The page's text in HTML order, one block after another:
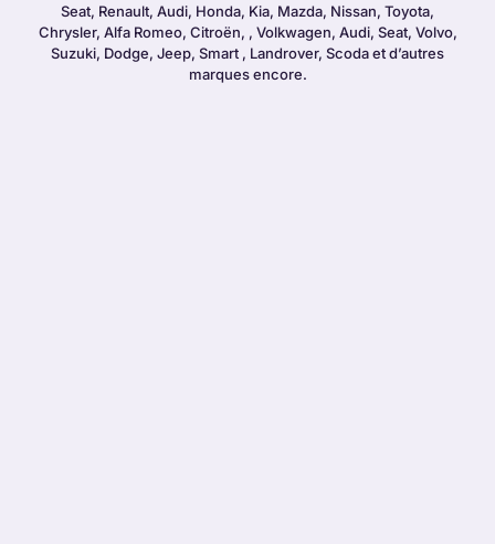
Seat, Renault, Audi, Honda, Kia, Mazda, Nissan, Toyota,
Chrysler, Alfa Romeo, Citroën, , Volkwagen, Audi, Seat, Volvo,
Suzuki, Dodge, Jeep, Smart , Landrover, Scoda et d’autres
marques encore.